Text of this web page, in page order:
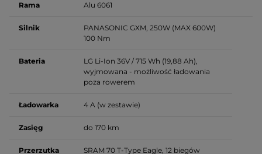
Rama Alu 6061
Silnik
PANASONIC GXM, 250W (MAX 600W)
100 Nm
Bateria
LG Li-Ion 36V / 715 Wh (19,88 Ah),
wyjmowana - możliwość ładowania
poza rowerem
Ładowarka 4 A (w zestawie)
Zasięg do 170 km
Przerzutka
SRAM 70 T-Type Eagle, 12 biegów